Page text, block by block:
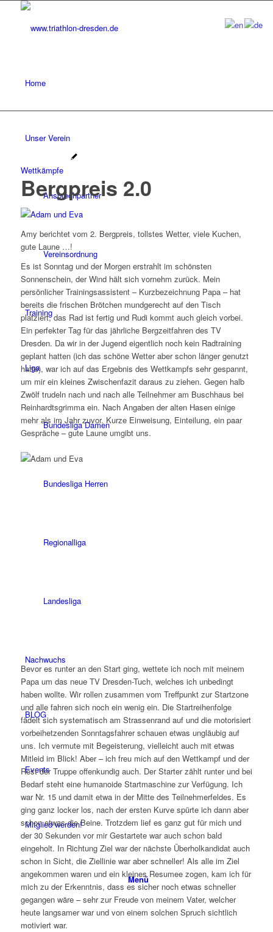
Home
Unser Verein
Ansprechpartner
Vereinsordnung
Training
Liga
Bundesliga Damen
Bundesliga Herren
Regionalliga
Landesliga
Nachwuchs
BLOG
Events
Mitglied werden!
Menü
Wettkämpfe
Bergpreis 2.0
Amy berichtet vom 2. Bergpreis, tollstes Wetter, viele Kuchen,
gute Laune …!
Es ist Sonntag und der Morgen erstrahlt im schönsten
Sonnenschein, der Wind hält sich vornehm zurück. Mein
persönlicher Trainingsassistent – Kurzbezeichnung Papa – hat
bereits die frischen Brötchen mundgerecht auf den Tisch
platziert, das Rad ist fertig und Rudi kommt auch gleich vorbei.
Ein perfekter Tag für das jährliche Bergzeitfahren des TV
Dresden. Da wir in der Jugend eigentlich noch kein Radtraining
geplant hatten (ich das schöne Wetter aber schon länger genutzt
hatte), war ich auf das Ergebnis des Wettkampfs sehr gespannt,
um mir ein kleines Zwischenfazit daraus zu ziehen. Gegen halb
Zwölf trudeln nach und nach alle Teilnehmer am Buschhaus bei
Reinhardtsgrimma ein. Nach Angaben der alten Hasen einige
mehr als im Jahr zuvor. Kurze Einweisung, Einteilung, ein paar
Gespräche – gute Laune umgibt uns.
Bevor es runter an den Start ging, wettete ich noch mit meinem
Papa um das neue TV Dresden-Tuch, welches ich unbedingt
haben wollte. Wir rollen zusammen vom Treffpunkt zur Startzone
und alle fahren sich noch ein wenig ein. Die Startreihenfolge
fädelt sich systematisch am Strassenrand auf und die motorisiert
vorbeihetzenden Sonntagsfahrer schauen etwas ungläubig auf
uns. Ich vermute mit Begeisterung, vielleicht auch mit etwas
Mitleid im Blick! Aber – ich freu mich auf den Wettkampf und der
Rest der Truppe offenkundig auch. Der Starter zählt runter und bei
Bedarf steht eine humanoide Startmaschine zur Verfügung. Ich
war Nr. 15 und damit etwa in der Mitte des Teilnehmerfeldes. Es
ging ganz locker los, nach der ersten Kurve spürte ich dann aber
schon etwas die Beine. Trotzdem lief es ganz gut für mich und
der 30 Sekunden vor mir Gestartete war auch schon bald
eingeholt. In Richtung Ziel war der nächste Überholkandidat auch
schon in Sicht, die Ziellinie war aber schneller! Als alle im Ziel
angekommen waren und ein kleines Resumee zogen, kam ich für
mich zu der Erkenntnis, dass es sicher noch etwas schneller
gegangen wäre – sehr zur Freude von meinem Vater, welcher
heute langsamer war und von einem solchen Spruch sichtlich
motiviert war.